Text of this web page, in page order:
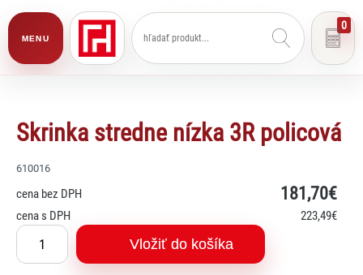
MENU
0
Skrinka stredne nízka 3R policová
610016
cena bez DPH 181 ,70€
cena s DPH 223,49€
Vložiť do košíka